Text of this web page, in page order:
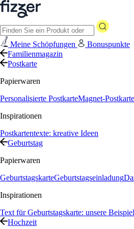
Meine Schöpfungen
Bonuspunkte
Familienmagazin
Postkarte
Papierwaren
Personalisierte PostkarteMagnet-Postkarte
Inspirationen
Postkartentexte: kreative Ideen
Geburtstag
Papierwaren
GeburtstagskarteGeburtstagseinladung
Inspirationen
Text für Geburtstagskarte: unsere
Hochzeit